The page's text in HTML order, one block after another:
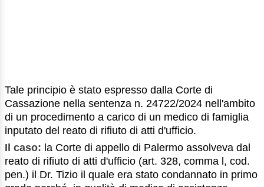
Tale principio è stato espresso dalla Corte di
Cassazione nella sentenza n. 24722/2024 nell'ambito
di un procedimento a carico di un medico di famiglia
inputato del reato di rifiuto di atti d'ufficio.
Il caso: la Corte di appello di Palermo assolveva dal
reato di rifiuto di atti d'ufficio (art. 328, comma l, cod.
pen.) il Dr. Tizio il quale era stato condannato in primo